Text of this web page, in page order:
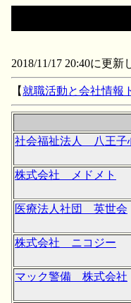
2018/11/17 20:40に更新
【 就職活動と会社情報
社会福祉法人 八王子
株式会社 メドメト
医療法人社団 英世会
株式会社 ニコジー
マック警備 株式会社